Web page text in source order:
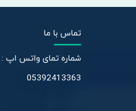
تماس با ما
شماره تمای واتس اپ :
05392413363